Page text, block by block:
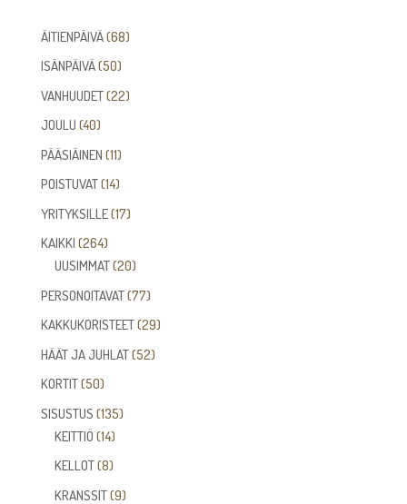
ÄITIENPÄIVÄ 6868
ISÄNPÄIVÄ 5050
tuotetta
VANHUUDET 2222
JOULU 4040
tuotetta
PÄÄSIÄINEN 1111
tuotetta
POISTUVAT 1414
tuotetta
YRITYKSILLE 1717
KAIKKI 264264
tuotetta
UUSIMMAT 2020
tuotetta
PERSONOITAVAT 7777
tuotetta
KAKKUKORISTEET 2929
HÄÄT JA JUHLAT 5252
KORTIT 5050
tuotetta
SISUSTUS 135135
KEITTIÖ 1414
tuotetta
KELLOT 88
tuotetta
KRANSSIT 99